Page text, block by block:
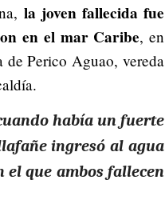
la joven fallecida fue
en el mar Caribe, en
Perico Aguao, vereda
había un fuerte
ingresó al agua
el que ambos fallecen